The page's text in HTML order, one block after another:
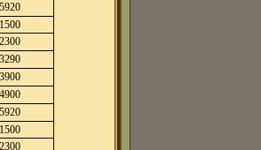
5920
1500
2300
3290
3900
4900
5920
1500
2300